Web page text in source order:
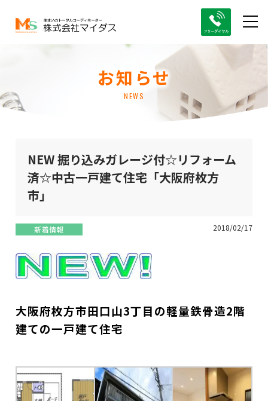
お知らせ
NEWS
NEW 掘り込みガレージ付☆リフォーム
済☆中古一戸建て住宅「大阪府枚方
市」
新着情報 2018/02/17
大阪府枚方市田口山3丁目の軽量鉄骨造2階
建ての一戸建て住宅